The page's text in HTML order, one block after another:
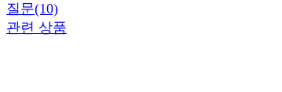
질문(10)
관련 상품